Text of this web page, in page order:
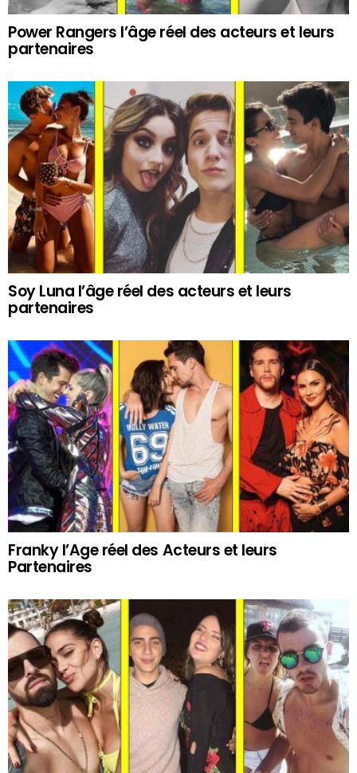
Power Rangers l’âge réel des acteurs et leurs
partenaires
Soy Luna l’âge réel des acteurs et leurs
partenaires
Franky l’Age réel des Acteurs et leurs
Partenaires